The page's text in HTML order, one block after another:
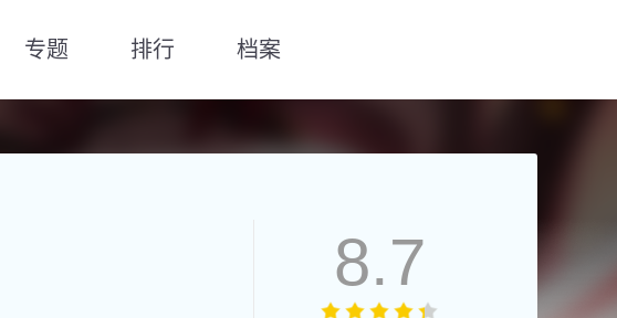
专题 排行 档案
8.7